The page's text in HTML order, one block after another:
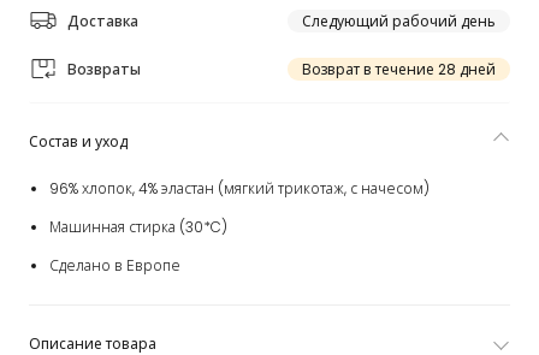
Доставка Следующий рабочий день
Возвраты Возврат в течение 28 дней
Состав и уход
96% хлопок, 4% эластан (мягкий трикотаж, с начесом)
Машинная стирка (30*C)
Сделано в Европе
Описание товара